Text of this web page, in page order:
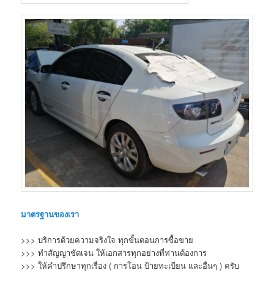
มาตรฐานของเรา
>>> บริการด้วยความจริงใจ ทุกขั้นตอนการซื้อขาย
>>> ทำสัญญาชัดเจน ให้เอกสารทุกอย่างที่ท่านต้องการ
>>> ให้คำปรึกษาทุกเรื่อง ( การโอน ป้ายทะเบียน และอื่นๆ ) ครับ